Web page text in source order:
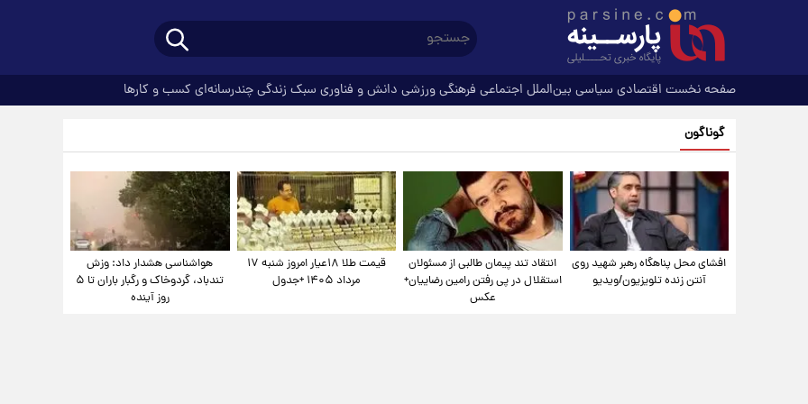
صفحه نخست اقتصادی سیاسی بین‌الملل اجتماعی فرهنگیورزشی دانش و فناوری سبک زندگیچندرسانه‌ای کسب و کارها
گوناگون
افشای محل پناهگاه‌ رهبر شهید روی
آنتن زنده تلویزیون/ویدیو
انتقاد تند پیمان طالبی از مسئولان
استقلال در پی رفتن رامین رضاییان+
عکس
قیمت طلا ۱۸عیار امروز شنبه ۱۷
مرداد ۱۴۰۵ +جدول
هواشناسی هشدار داد: وزش
تندباد، گردوخاک و رگبار باران تا ۵
روز آینده